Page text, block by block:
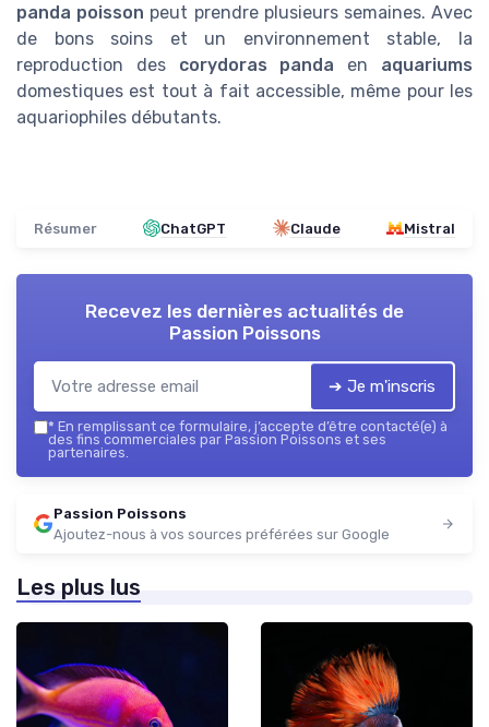
panda poisson peut prendre plusieurs semaines. Avec
de bons soins et un environnement stable, la
reproduction des corydoras panda en aquariums
domestiques est tout à fait accessible, même pour les
aquariophiles débutants.
Résumer ChatGPT Claude Mistral
Recevez les dernières actualités de
Passion Poissons
➔ Je m'inscris
* En remplissant ce formulaire, j’accepte d’être contacté(e) à
des fins commerciales par Passion Poissons et ses
partenaires.
Passion Poissons
Ajoutez-nous à vos sources préférées sur Google
Les plus lus